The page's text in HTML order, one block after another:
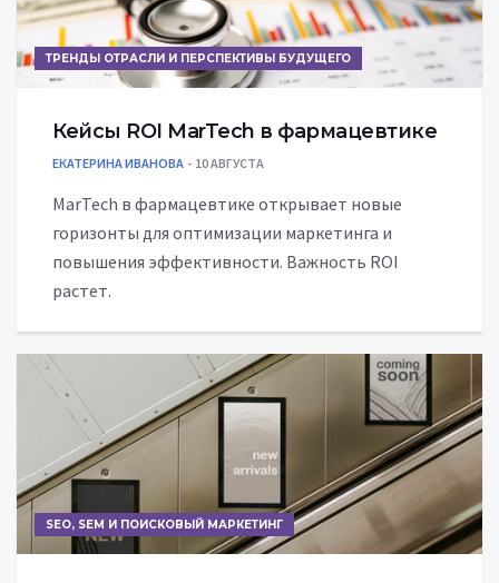
ТРЕНДЫ ОТРАСЛИ И ПЕРСПЕКТИВЫ БУДУЩЕГО
Кейсы ROI MarTech в фармацевтике
ЕКАТЕРИНА ИВАНОВА 10 АВГУСТА
MarTech в фармацевтике открывает новые
горизонты для оптимизации маркетинга и
повышения эффективности. Важность ROI
растет.
SEO, SEM И ПОИСКОВЫЙ МАРКЕТИНГ